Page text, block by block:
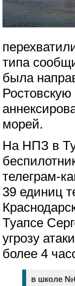
типа
была
морей.
На НПЗ в
телеграм-
39 единиц
Туапсе
угрозу
более 4
в школе